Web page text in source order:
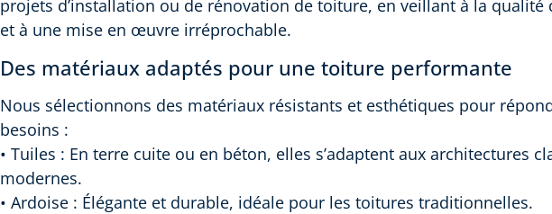
projets d’installation ou de rénovation de toiture, en veillant à la qualité
et à une mise en œuvre irréprochable.
Des matériaux adaptés pour une toiture performante
Nous sélectionnons des matériaux résistants et esthétiques pour
besoins :
• Tuiles : En terre cuite ou en béton, elles s’adaptent aux architectures
modernes.
• Ardoise : Élégante et durable, idéale pour les toitures traditionnelles.